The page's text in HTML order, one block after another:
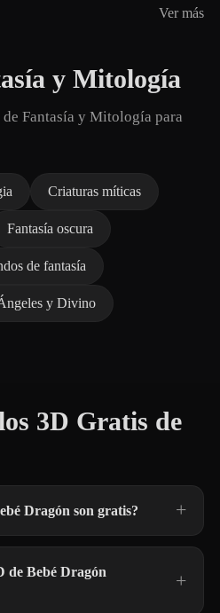
Ver más
y Mitología
Fantasía y Mitología para
Criaturas míticas
Fantasía oscura
de fantasía
y Divino
3D Gratis de
Dragón son gratis?
de Bebé Dragón